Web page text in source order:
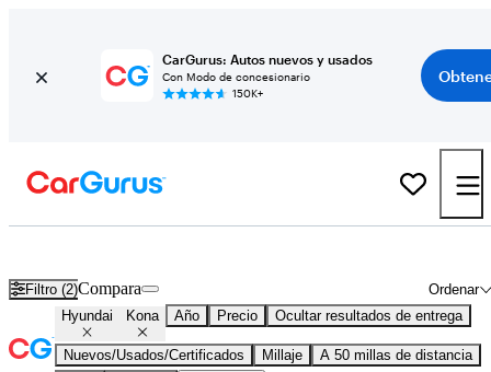
CarGurus: Autos nuevos y usados
Con Modo de concesionario
150K+
Filtro (2) Ordenar
Compara
Hyundai Kona Año Precio Ocultar resultados de entrega
Nuevos/Usados/Certificados Millaje
A 50 millas de distancia